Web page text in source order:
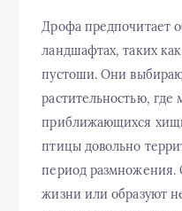
Дрофа предпочитает
ландшафтах, таких
пустоши. Они
растительностью, где
приближающихся
птицы довольно
период размножения.
жизни или образуют